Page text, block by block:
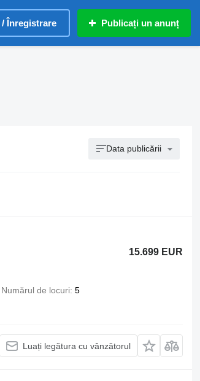
/ Înregistrare Publicați un anunț
Data publicării
15.699 EUR
Numărul de locuri 5
Luați legătura cu vânzătorul